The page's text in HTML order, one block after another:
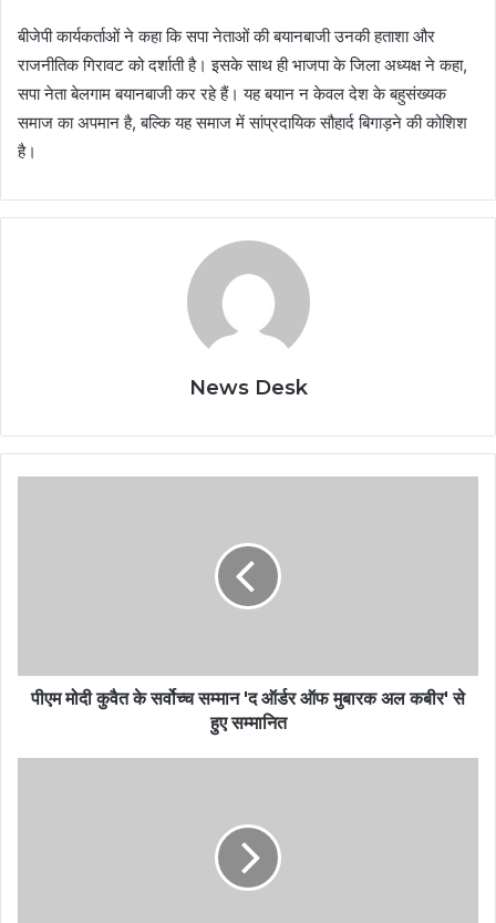
बीजेपी कार्यकर्ताओं ने कहा कि सपा नेताओं की बयानबाजी उनकी हताशा और
राजनीतिक गिरावट को दर्शाती है। इसके साथ ही भाजपा के जिला अध्यक्ष ने कहा,
सपा नेता बेलगाम बयानबाजी कर रहे हैं। यह बयान न केवल देश के बहुसंख्यक
समाज का अपमान है, बल्कि यह समाज में सांप्रदायिक सौहार्द बिगाड़ने की कोशिश
है।
News Desk
पीएम मोदी कुवैत के सर्वोच्च सम्मान 'द ऑर्डर ऑफ मुबारक अल कबीर' से
हुए सम्मानित